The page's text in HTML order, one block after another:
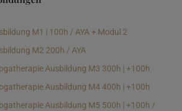
M1 | 100h / AYA + Modul 2
M2 200h / AYA
Ausbildung M3 300h | +100h
Ausbildung M4 400h | +100h
Ausbildung M5 500h | +100h /